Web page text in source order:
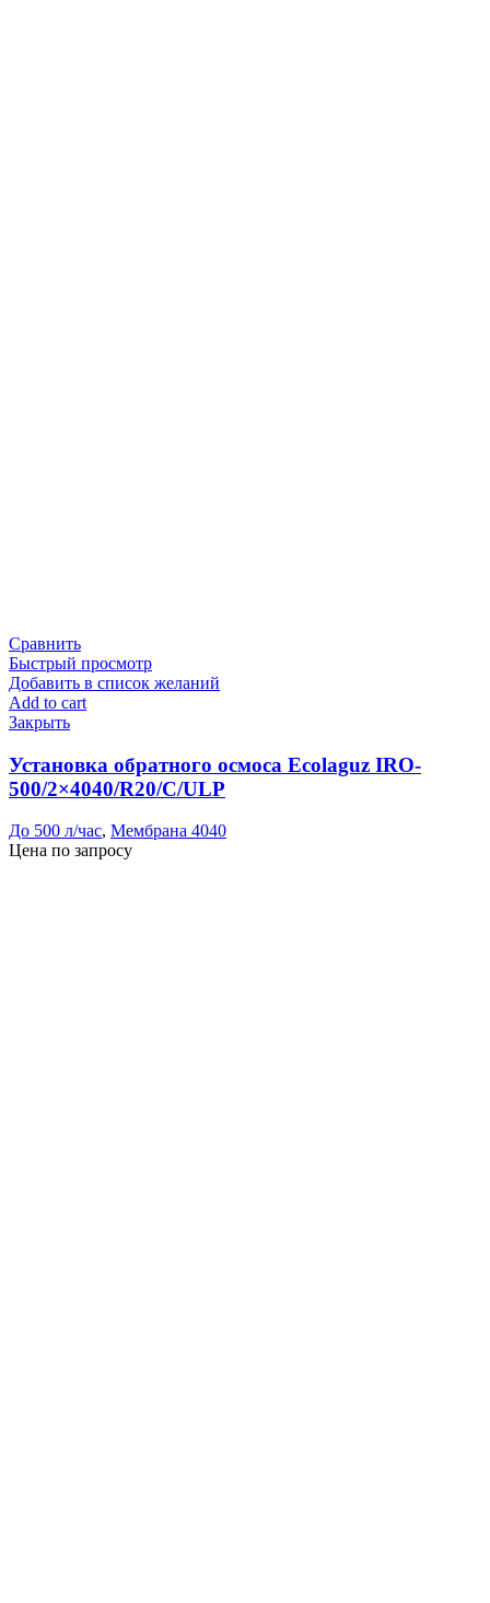
Сравнить
Быстрый просмотр
Добавить в список желаний
Add to cart
Закрыть
Установка обратного осмоса Ecolaguz IRO-
500/2×4040/R20/C/ULP
До 500 л/час, Мембрана 4040
Цена по запросу